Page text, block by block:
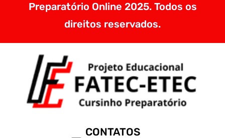
Preparatório Online 2025. Todos os
direitos reservados.
CONTATOS